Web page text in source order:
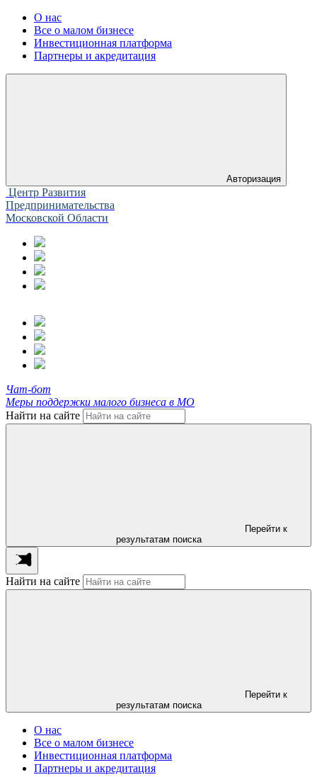
О нас
Все о малом бизнесе
Инвестиционная платформа
Партнеры и акредитация
Авторизация
Центр Развития
Предпринимательства
Московской Области
Чат-бот
Меры поддержки малого бизнеса в МО
Найти на сайте
Перейти к
результатам поиска
Найти на сайте
Перейти к
результатам поиска
О нас
Все о малом бизнесе
Инвестиционная платформа
Партнеры и акредитация